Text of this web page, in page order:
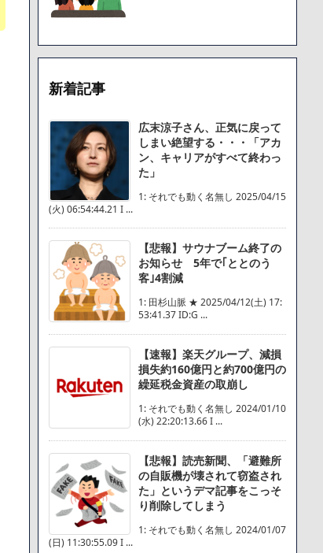
新着記事
広末涼子さん、正気に戻って
しまい絶望する・・・「アカ
ン、キャリアがすべて終わっ
た」
1: それでも動く名無し 2025/04/15
(火) 06:54:44.21 I ...
【悲報】サウナブーム終了の
お知らせ 5年で｢ととのう
客｣4割減
1: 田杉山脈 ★ 2025/04/12(土) 17:
53:41.37 ID:G ...
【速報】楽天グループ、減損
損失約160億円と約700億円の
繰延税金資産の取崩し
1: それでも動く名無し 2024/01/10
(水) 22:20:13.66 I ...
【悲報】読売新聞、「避難所
の自販機が壊されて窃盗され
た」というデマ記事をこっそ
り削除してしまう
1: それでも動く名無し 2024/01/07
(日) 11:30:55.09 I ...